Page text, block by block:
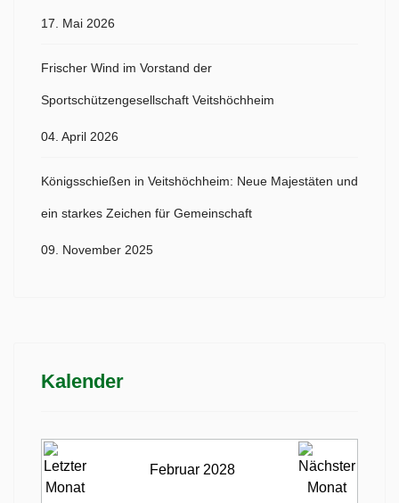
17. Mai 2026
Frischer Wind im Vorstand der
Sportschützengesellschaft Veitshöchheim
04. April 2026
Königsschießen in Veitshöchheim: Neue Majestäten und
ein starkes Zeichen für Gemeinschaft
09. November 2025
Kalender
Februar 2028